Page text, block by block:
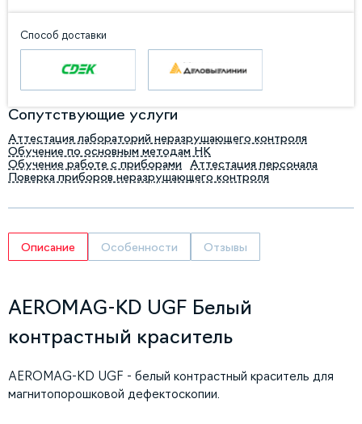
Способ доставки
Сопутствующие услуги
Аттестация лабораторий неразрушающего контроля
Обучение по основным методам НК
Обучение работе с приборами
Аттестация персонала
Поверка приборов неразрушающего контроля
Описание Особенности Отзывы
AEROMAG-KD UGF Белый
контрастный краситель
AEROMAG-KD UGF - белый контрастный краситель для
магнитопорошковой дефектоскопии.